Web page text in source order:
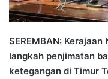
SEREMBAN:
langkah penjimatan
ketegangan di Timur